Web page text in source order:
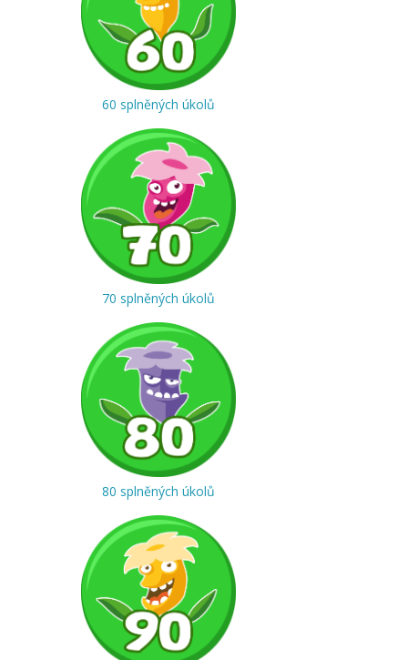
60 splněných úkolů
70 splněných úkolů
80 splněných úkolů